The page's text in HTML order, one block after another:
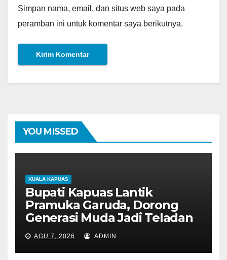
Simpan nama, email, dan situs web saya pada
peramban ini untuk komentar saya berikutnya.
YOU MISSED
KUALA KAPUAS
Bupati Kapuas Lantik
Pramuka Garuda, Dorong
Generasi Muda Jadi Teladan
AGU 7, 2026 ADMIN